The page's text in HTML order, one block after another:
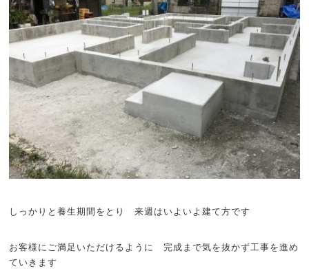
しっかりと養生期間をとり 来週はいよいよ建て方です
お客様にご満足いただけるように 完成まで気を抜かず工事を進め
ていきます